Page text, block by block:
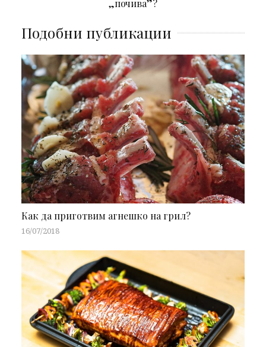
„почива”?
Подобни публикации
Как да приготвим агнешко на грил?
16/07/2018